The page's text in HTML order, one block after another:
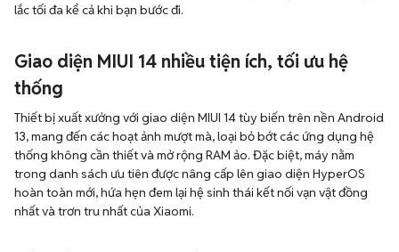
lắc tối đa kể cả khi bạn bước đi.
Giao diện MIUI 14 nhiều tiện ích, tối ưu hệ
thống
Thiết bị xuất xưởng với giao diện MIUI 14 tùy biến trên nền Android
13, mang đến các hoạt ảnh mượt mà, loại bỏ bớt các ứng dụng hệ
thống không cần thiết và mở rộng RAM ảo. Đặc biệt, máy nằm
trong danh sách ưu tiên được nâng cấp lên giao diện HyperOS
hoàn toàn mới, hứa hẹn đem lại hệ sinh thái kết nối vạn vật đồng
nhất và trơn tru nhất của Xiaomi.